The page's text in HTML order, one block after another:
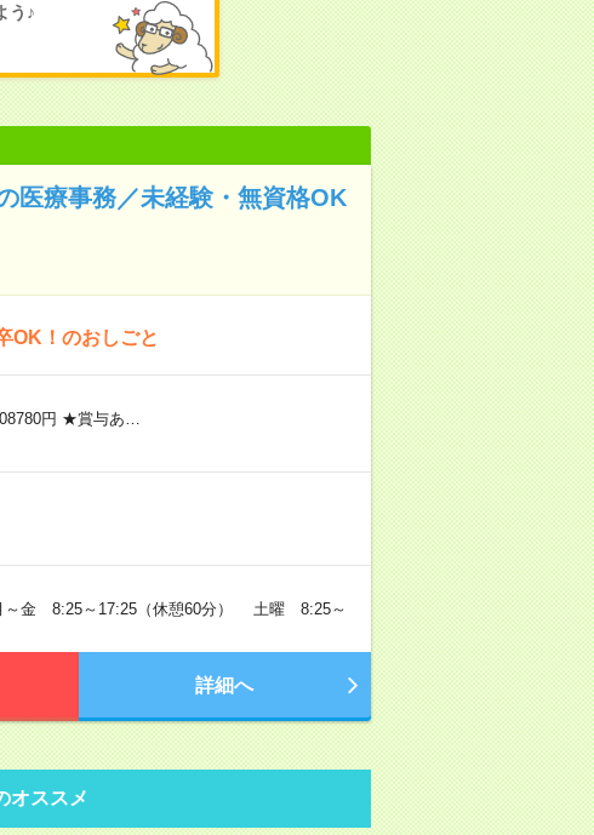
う♪
医療事務／未経験・無資格OK
OK！のおしごと
円 ★賞与あ…
～金 8:25～17:25（休憩60分） 土曜 8:25～
詳細へ
オススメ